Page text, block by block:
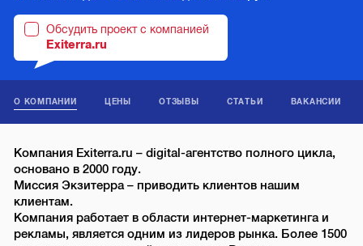
Обсудить проект с компанией
Exiterra.ru
О КОМПАНИИ ЦЕНЫ ОТЗЫВЫ СТАТЬИ ВАКАНСИИ
Компания Exiterra.ru – digital-агентство полного цикла,
основано в 2000 году.
Миссия Экзитерра – приводить клиентов нашим
клиентам.
Компания работает в области интернет-маркетинга и
рекламы, является одним из лидеров рынка. Более 1500